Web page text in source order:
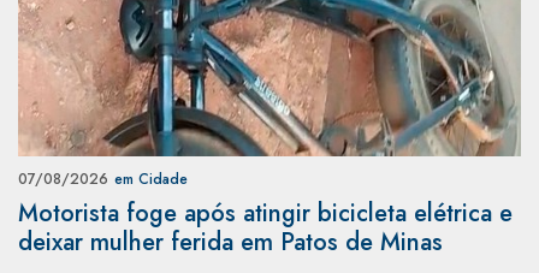
07/08/2026 em Cidade
Motorista foge após atingir bicicleta elétrica e
deixar mulher ferida em Patos de Minas